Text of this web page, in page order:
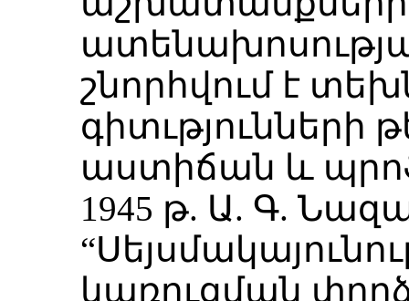
շնորհվում է
գիտւթյունների
աստիճան և
1945 թ. Ա. Գ.
կառուցման